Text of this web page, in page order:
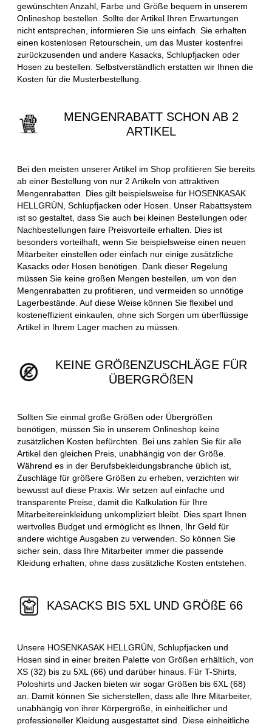
gewünschten Anzahl, Farbe und Größe bequem in unserem
Onlineshop bestellen. Sollte der Artikel Ihren Erwartungen
nicht entsprechen, informieren Sie uns einfach. Sie erhalten
einen kostenlosen Retourschein, um das Muster kostenfrei
zurückzusenden und andere Kasacks, Schlupfjacken oder
Hosen zu bestellen. Selbstverständlich erstatten wir Ihnen die
Kosten für die Musterbestellung.
MENGENRABATT SCHON AB 2
ARTIKEL
Bei den meisten unserer Artikel im Shop profitieren Sie bereits
ab einer Bestellung von nur 2 Artikeln von attraktiven
Mengenrabatten. Dies gilt beispielsweise für HOSENKASAK
HELLGRÜN, Schlupfjacken oder Hosen. Unser Rabattsystem
ist so gestaltet, dass Sie auch bei kleinen Bestellungen oder
Nachbestellungen faire Preisvorteile erhalten. Dies ist
besonders vorteilhaft, wenn Sie beispielsweise einen neuen
Mitarbeiter einstellen oder einfach nur einige zusätzliche
Kasacks oder Hosen benötigen. Dank dieser Regelung
müssen Sie keine großen Mengen bestellen, um von den
Mengenrabatten zu profitieren, und vermeiden so unnötige
Lagerbestände. Auf diese Weise können Sie flexibel und
kosteneffizient einkaufen, ohne sich Sorgen um überflüssige
Artikel in Ihrem Lager machen zu müssen.
KEINE GRÖßENZUSCHLÄGE FÜR
ÜBERGRÖßEN
Sollten Sie einmal große Größen oder Übergrößen
benötigen, müssen Sie in unserem Onlineshop keine
zusätzlichen Kosten befürchten. Bei uns zahlen Sie für alle
Artikel den gleichen Preis, unabhängig von der Größe.
Während es in der Berufsbekleidungsbranche üblich ist,
Zuschläge für größere Größen zu erheben, verzichten wir
bewusst auf diese Praxis. Wir setzen auf einfache und
transparente Preise, damit die Kalkulation für Ihre
Mitarbeitereinkleidung unkompliziert bleibt. Dies spart Ihnen
wertvolles Budget und ermöglicht es Ihnen, Ihr Geld für
andere wichtige Ausgaben zu verwenden. So können Sie
sicher sein, dass Ihre Mitarbeiter immer die passende
Kleidung erhalten, ohne dass zusätzliche Kosten entstehen.
KASACKS BIS 5XL UND GRÖßE 66
Unsere HOSENKASAK HELLGRÜN, Schlupfjacken und
Hosen sind in einer breiten Palette von Größen erhältlich, von
XS (32) bis zu 5XL (66) und darüber hinaus. Für T-Shirts,
Poloshirts und Jacken bieten wir sogar Größen bis 6XL (68)
an. Damit können Sie sicherstellen, dass alle Ihre Mitarbeiter,
unabhängig von ihrer Körpergröße, in einheitlicher und
professioneller Kleidung ausgestattet sind. Diese einheitliche